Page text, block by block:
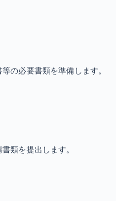
の必要書類を準備します。
類を提出します。